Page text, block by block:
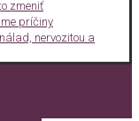
zmeniť
príčiny
nervozitou a